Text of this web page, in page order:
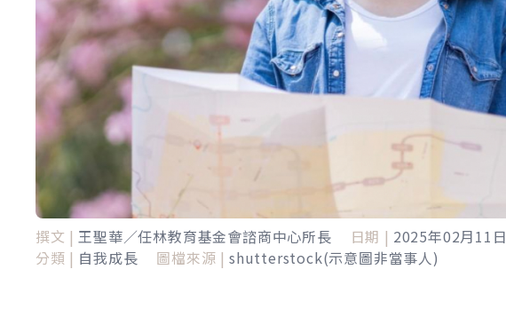
撰文 | 王聖華／任林教育基金會諮商中心所長 日期 | 2025年02月11日
分類 | 自我成長 圖檔來源 | shutterstock(示意圖非當事人)